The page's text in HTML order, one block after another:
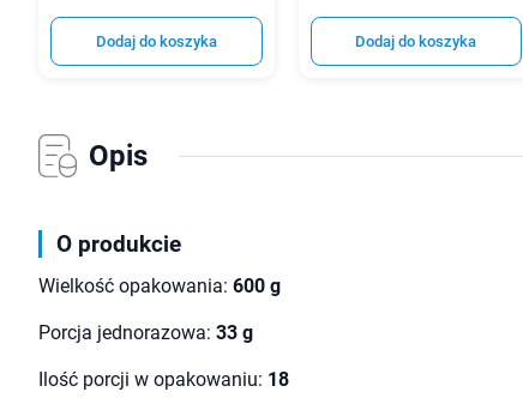
Dodaj do koszyka Dodaj do koszyka
Opis
O produkcie
Wielkość opakowania: 600 g
Porcja jednorazowa: 33 g
Ilość porcji w opakowaniu: 18